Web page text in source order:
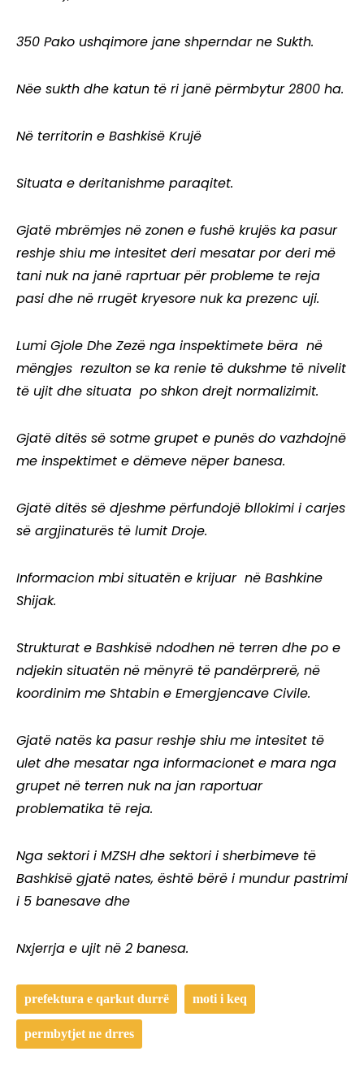
350 Pako ushqimore jane shperndar ne Sukth.
Nëe sukth dhe katun të ri janë përmbytur 2800 ha.
Në territorin e Bashkisë Krujë
Situata e deritanishme paraqitet.
Gjatë mbrëmjes në zonen e fushë krujës ka pasur
reshje shiu me intesitet deri mesatar por deri më
tani nuk na janë raprtuar për probleme te reja
pasi dhe në rrugët kryesore nuk ka prezenc uji.
Lumi Gjole Dhe Zezë nga inspektimete bëra në
mëngjes rezulton se ka renie të dukshme të nivelit
të ujit dhe situata po shkon drejt normalizimit.
Gjatë ditës së sotme grupet e punës do vazhdojnë
me inspektimet e dëmeve nëper banesa.
Gjatë ditës së djeshme përfundojë bllokimi i carjes
së argjinaturës të lumit Droje.
Informacion mbi situatën e krijuar në Bashkine
Shijak.
Strukturat e Bashkisë ndodhen në terren dhe po e
ndjekin situatën në mënyrë të pandërprerë, në
koordinim me Shtabin e Emergjencave Civile.
Gjatë natës ka pasur reshje shiu me intesitet të
ulet dhe mesatar nga informacionet e mara nga
grupet në terren nuk na jan raportuar
problematika të reja.
Nga sektori i MZSH dhe sektori i sherbimeve të
Bashkisë gjatë nates, është bërë i mundur pastrimi
i 5 banesave dhe
Nxjerrja e ujit në 2 banesa.
prefektura e qarkut durrë moti i keq
permbytjet ne drres